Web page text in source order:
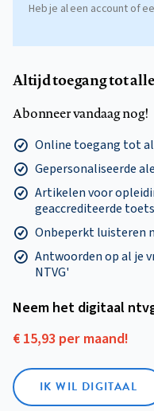
Heb je al een account of
Altijd toegang tot
Abonneer vandaag nog!
Online toegang tot
Gepersonaliseerde
Artikelen voor
geaccrediteerde
Onbeperkt luisteren
Antwoorden op al je
NTVG'
Neem het digitaal
€ 15,93 per maand!
IK WIL DIGITAAL